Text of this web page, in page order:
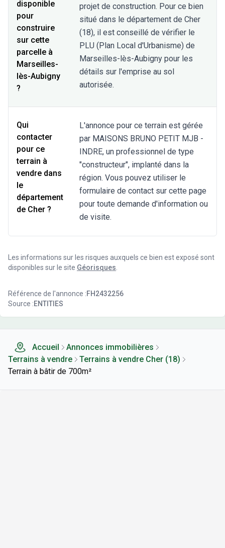
disponible
pour
construire
sur cette
parcelle à
Marseilles-
lès-Aubigny
?
projet de construction. Pour ce bien
situé dans le département de Cher
(18), il est conseillé de vérifier le
PLU (Plan Local d'Urbanisme) de
Marseilles-lès-Aubigny pour les
détails sur l'emprise au sol
autorisée.
Qui
contacter
pour ce
terrain à
vendre dans
le
département
de Cher ?
L'annonce pour ce terrain est gérée
par MAISONS BRUNO PETIT MJB -
INDRE, un professionnel de type
"constructeur", implanté dans la
région. Vous pouvez utiliser le
formulaire de contact sur cette page
pour toute demande d'information ou
de visite.
Les informations sur les risques auxquels ce bien est exposé sont
disponibles sur le site Géorisques
Référence de l'annonce :FH2432256
Source :ENTITIES
Accueil
Annonces immobilières
Terrains à vendre
Terrains à vendre Cher (18)
Terrain à bâtir de 700m²